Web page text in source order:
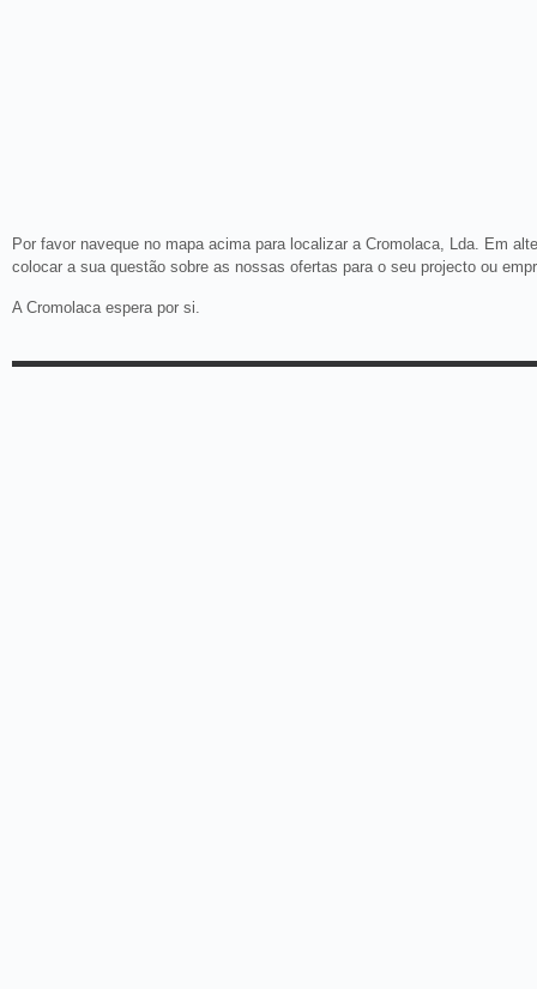
Por favor naveque no mapa acima para localizar a Cromolaca, Lda. Em
colocar a sua questão sobre as nossas ofertas para o seu projecto ou
A Cromolaca espera por si.